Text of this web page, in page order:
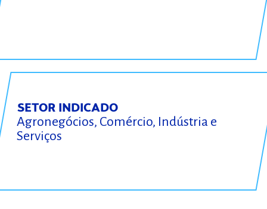
SETOR INDICADO
Agronegócios, Comércio, Indústria e
Serviços